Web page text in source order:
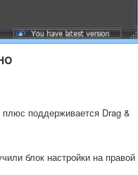
поддерживается Drag &
блок настройки на правой